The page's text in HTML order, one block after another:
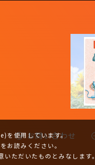
お問い合わせ
を使用しています。
お読みください。
ただいたものとみなします。